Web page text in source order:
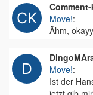
Move!:
Ähm,
Move!:
Ist der